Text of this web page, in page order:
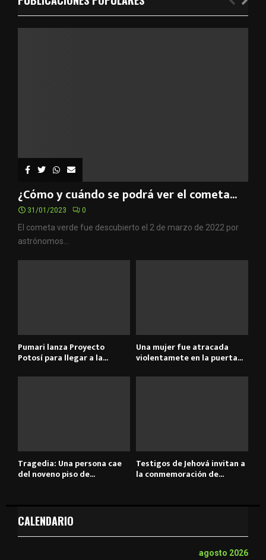
¿Cómo y cuándo se podrá ver el cometa...
31/01/2023 0
El cometa verde fue descubierto el 2 de marzo de 2022 por
astrónomos...
Pumari lanza Proyecto
Potosí para llegar a la...
Una mujer fue atracada
violentamete en la puerta...
Tragedia: Una persona cae
del noveno piso de...
Testigos de Jehová invitan a
la conmemoración de...
CALENDARIO
agosto 2026